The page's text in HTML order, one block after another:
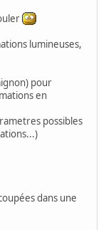
lumineuses,
pour
en
possibles
dans une